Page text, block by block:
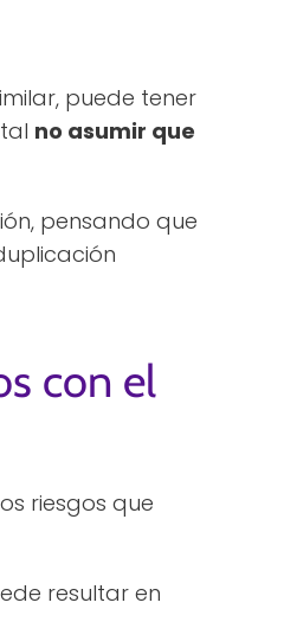
puede tener
no asumir que
pensando que
con el
riesgos que
resultar en